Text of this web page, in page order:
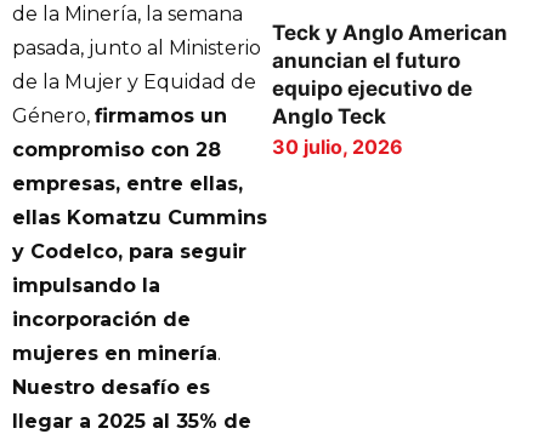
de la Minería, la semana
pasada, junto al Ministerio
de la Mujer y Equidad de
Género, firmamos un
compromiso con 28
empresas, entre ellas,
ellas Komatzu Cummins
y Codelco, para seguir
impulsando la
incorporación de
mujeres en minería.
Nuestro desafío es
llegar a 2025 al 35% de
Teck y Anglo American
anuncian el futuro
equipo ejecutivo de
Anglo Teck
30 julio, 2026